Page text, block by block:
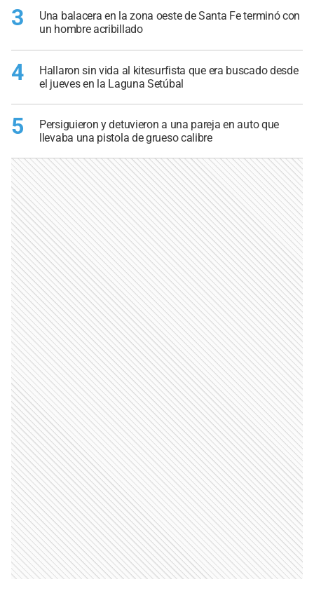
3
Una balacera en la zona oeste de Santa Fe terminó con
un hombre acribillado
4
Hallaron sin vida al kitesurfista que era buscado desde
el jueves en la Laguna Setúbal
5
Persiguieron y detuvieron a una pareja en auto que
llevaba una pistola de grueso calibre